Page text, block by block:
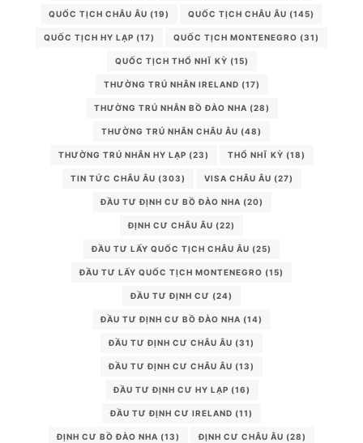
QUỐC TỊCH CHÂU ÂU (19) QUỐC TỊCH CHÂU ÂU (145)
QUỐC TỊCH HY LẠP (17) QUỐC TỊCH MONTENEGRO (31)
QUỐC TỊCH THỔ NHĨ KỲ (15)
THƯỜNG TRÚ NHÂN IRELAND (17)
THƯỜNG TRÚ NHÂN BỒ ĐÀO NHA (28)
THƯỜNG TRÚ NHÂN CHÂU ÂU (48)
THƯỜNG TRÚ NHÂN HY LẠP (23) THỔ NHĨ KỲ (18)
TIN TỨC CHÂU ÂU (303) VISA CHÂU ÂU (27)
ĐẦU TƯ ĐỊNH CƯ BỒ ĐÀO NHA (20)
ĐỊNH CƯ CHÂU ÂU (22)
ĐẦU TƯ LẤY QUỐC TỊCH CHÂU ÂU (25)
ĐẦU TƯ LẤY QUỐC TỊCH MONTENEGRO (15)
ĐẦU TƯ ĐỊNH CƯ (24)
ĐẦU TƯ ĐỊNH CƯ BỒ ĐÀO NHA (14)
ĐẦU TƯ ĐỊNH CƯ CHÂU ÂU (31)
ĐẦU TƯ ĐỊNH CƯ CHÂU ÂU (13)
ĐẦU TƯ ĐỊNH CƯ HY LẠP (16)
ĐẦU TƯ ĐỊNH CƯ IRELAND (11)
ĐỊNH CƯ BỒ ĐÀO NHA (13) ĐỊNH CƯ CHÂU ÂU (28)